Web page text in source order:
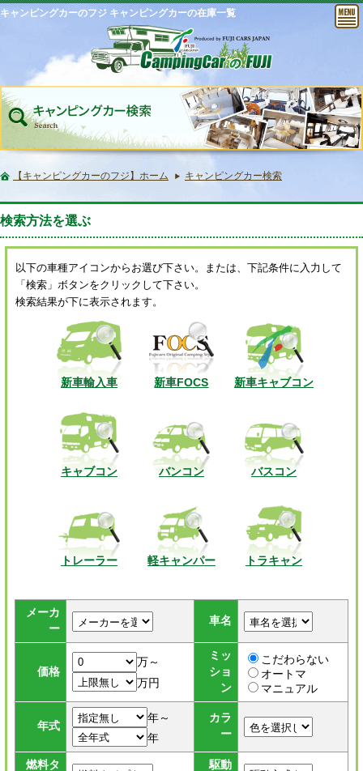
キャンピングカーのフジ キャンピングカーの在庫一覧
【キャンピングカーのフジ】ホーム キャンピングカー検索
検索方法を選ぶ
以下の車種アイコンからお選び下さい。または、下記条件に入力して
「検索」ボタンをクリックして下さい。
検索結果が下に表示されます。
新車輸入車 新車FOCS 新車キャブコン
キャブコン バンコン バスコン
トレーラー 軽キャンパー トラキャン
メーカ
ー
車名
価格
万～
万円
ミッ
ショ
ン
こだわらない
オートマ
マニュアル
年式
年～
年
カラ
ー
燃料タ
駆動